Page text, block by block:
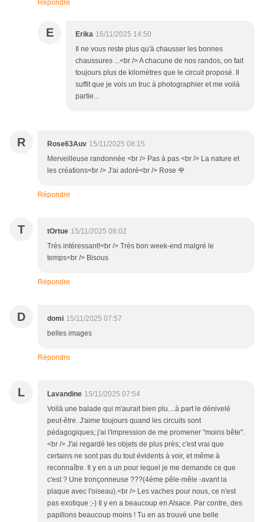
Répondre
E Erika 16/11/2025 14:50
Il ne vous reste plus qu'à chausser les bonnes
chaussures ...<br /> A chacune de nos randos, on fait
toujours plus de kilomètres que le circuit proposé. Il
suffit que je vois un truc à photographier et me voilà
partie...
R Rose63Auv 15/11/2025 08:15
Merveilleuse randonnée <br /> Pas à pas <br /> La nature et
les créations<br /> J'ai adoré<br /> Rose 🌹
Répondre
T tOrtue 15/11/2025 08:02
Très intéressant!<br /> Très bon week-end malgré le
temps<br /> Bisous
Répondre
D domi 15/11/2025 07:57
belles images
Répondre
L Lavandine 15/11/2025 07:54
Voilà une balade qui m'aurait bien plu....à part le dénivelé
peut-être. J'aime toujours quand les circuits sont
pédagogiques; j'ai l'impression de me promener "moins bête".
<br /> J'ai regardé les objets de plus près; c'est vrai que
certains ne sont pas du tout évidents à voir, et même à
reconnaître. Il y en a un pour lequel je me demande ce que
c'est ? Une tronçonneuse ???(4ème pêle-mêle -avant la
plaque avec l'oiseau).<br /> Les vaches pour nous, ce n'est
pas exotique ;-) Il y en a beaucoup en Alsace. Par contre, des
papillons beaucoup moins ! Tu en as trouvé une belle